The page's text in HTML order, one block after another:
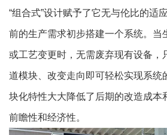
“组合式”设计赋予了它无与伦比的适
前的生产需求初步搭建一个系统。当
或工艺变更时，无需废弃现有设备，
道模块、改变走向即可轻松实现系统
块化特性大大降低了后期的改造成本
前瞻性和经济性。